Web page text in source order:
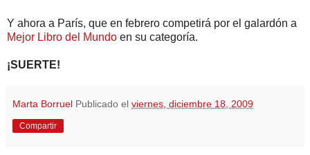
Y ahora a París, que en febrero competirá por el galardón a
Mejor Libro del Mundo en su categoría.
¡SUERTE!
Marta Borruel Publicado el viernes, diciembre 18, 2009
Compartir